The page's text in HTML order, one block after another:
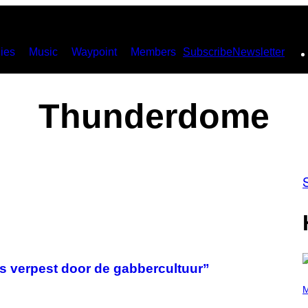
Music Waypoint Members SubscribeNewsletter
Thunderdome
verpest door de gabbercultuur”
P